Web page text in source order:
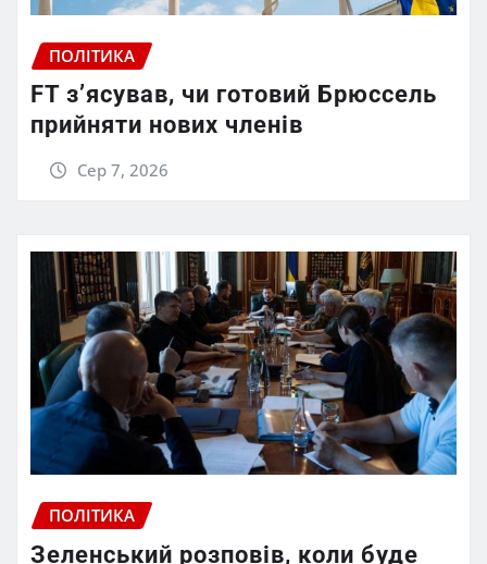
ПОЛІТИКА
FT зʼясував, чи готовий Брюссель
прийняти нових членів
Сер 7, 2026
ПОЛІТИКА
Зеленський розповів, коли буде